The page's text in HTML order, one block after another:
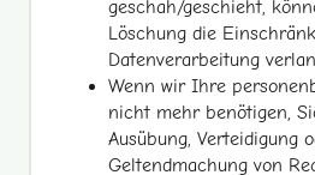
geschah/geschieht,
Löschung die
Datenverarbeitung
Wenn wir Ihre
nicht mehr benötigen,
Ausübung, Verteidigung
Geltendmachung von